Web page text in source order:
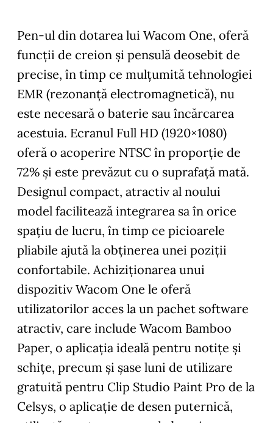
Pen-ul din dotarea lui Wacom One, oferă
funcții de creion și pensulă deosebit de
precise, în timp ce mulțumită tehnologiei
EMR (rezonanță electromagnetică), nu
este necesară o baterie sau încărcarea
acestuia. Ecranul Full HD (1920×1080)
oferă o acoperire NTSC în proporție de
72% și este prevăzut cu o suprafață mată.
Designul compact, atractiv al noului
model facilitează integrarea sa în orice
spațiu de lucru, în timp ce picioarele
pliabile ajută la obţinerea unei poziții
confortabile. Achiziționarea unui
dispozitiv Wacom One le oferă
utilizatorilor acces la un pachet software
atractiv, care include Wacom Bamboo
Paper, o aplicația ideală pentru notițe și
schițe, precum şi șase luni de utilizare
gratuită pentru Clip Studio Paint Pro de la
Celsys, o aplicație de desen puternică,